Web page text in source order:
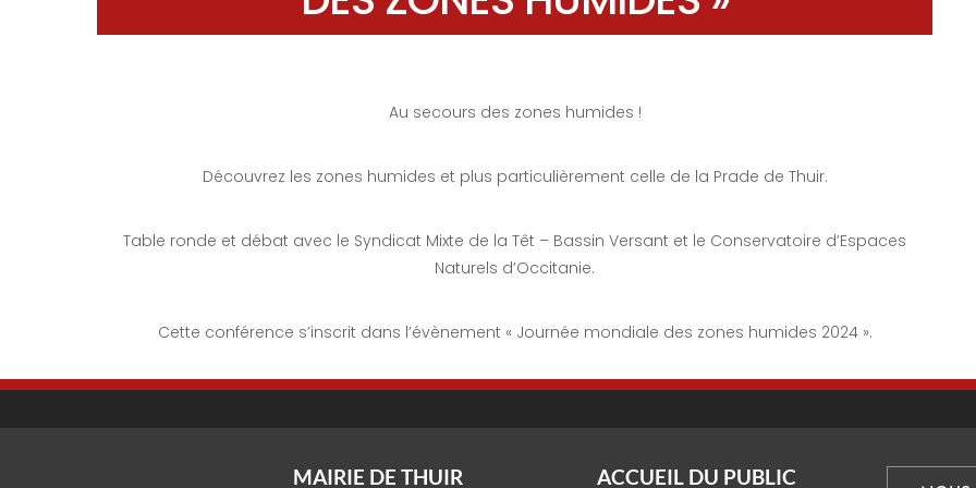
Au secours des zones humides !
Découvrez les zones humides et plus particulièrement celle de la Prade de Thuir.
Table ronde et débat avec le Syndicat Mixte de la Têt – Bassin Versant et le Conservatoire d’Espaces
Naturels d’Occitanie.
Cette conférence s’inscrit dans l’évènement « Journée mondiale des zones humides 2024 ».
MAIRIE DE THUIR ACCUEIL DU PUBLIC